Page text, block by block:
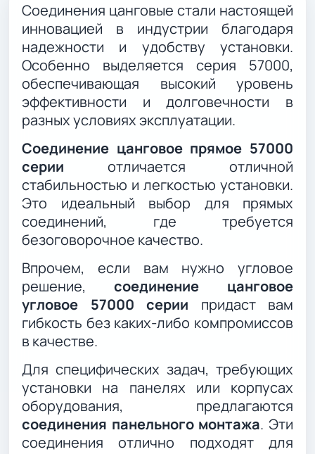
Соединения цанговые стали настоящей
инновацией в индустрии благодаря
надежности и удобству установки.
Особенно выделяется серия 57000,
обеспечивающая высокий уровень
эффективности и долговечности в
разных условиях эксплуатации.
Соединение цанговое прямое 57000
серии отличается отличной
стабильностью и легкостью установки.
Это идеальный выбор для прямых
соединений, где требуется
безоговорочное качество.
Впрочем, если вам нужно угловое
решение, соединение цанговое
угловое 57000 серии придаст вам
гибкость без каких-либо компромиссов
в качестве.
Для специфических задач, требующих
установки на панелях или корпусах
оборудования, предлагаются
соединения панельного монтажа. Эти
соединения отлично подходят для